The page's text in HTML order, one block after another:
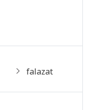
falazat